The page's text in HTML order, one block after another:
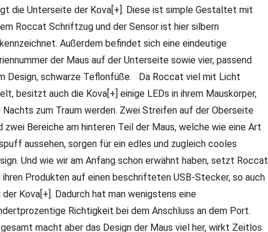
die Unterseite der Kova[+]. Diese ist simple Gestaltet mit
Roccat Schriftzug und der Sensor ist hier silbern
Außerdem befindet sich eine eindeutige
der Maus auf der Unterseite sowie vier, passend
Design, schwarze Teflonfüße. Da Roccat viel mit Licht
besitzt auch die Kova[+] einige LEDs in ihrem Mauskörper,
Nachts zum Traum werden. Zwei Streifen auf der Oberseite
zwei Bereiche am hinteren Teil der Maus, welche wie eine Art
aussehen, sorgen für ein edles und zugleich cooles
Und wie wir am Anfang schon erwähnt haben, setzt Roccat
ihren Produkten auf einen beschrifteten USB-Stecker, so auch
der Kova[+]. Dadurch hat man wenigstens eine
Richtigkeit bei dem Anschluss an dem Port.
macht aber das Design der Maus viel her, wirkt Zeitlos